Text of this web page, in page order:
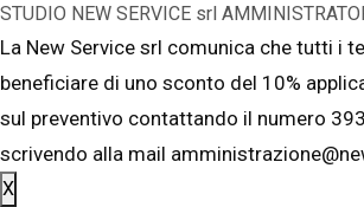
STUDIO NEW SERVICE srl
La New Service srl comunica che tutti i
beneficiare di uno sconto del 10%
sul preventivo contattando il numero
scrivendo alla mail
X